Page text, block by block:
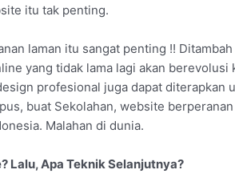
itu tak penting.
laman itu sangat penting !!
yang tidak lama lagi akan
profesional juga dapat diterapkan
buat Sekolahan, website
Malahan di dunia.
Lalu, Apa Teknik Selanjutnya?